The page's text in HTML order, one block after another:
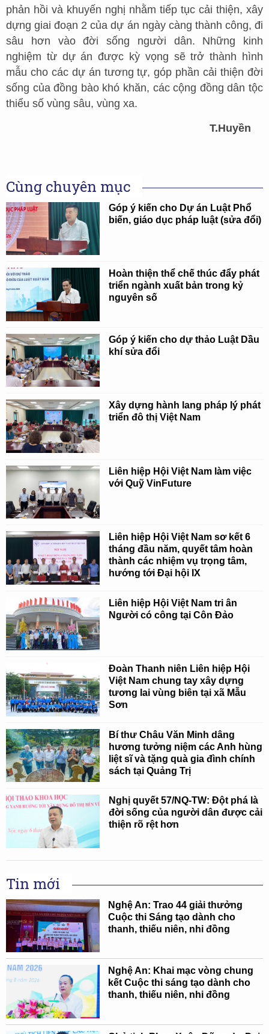
phản hồi và khuyến nghị nhằm tiếp tục cải thiện, xây
dựng giai đoạn 2 của dự án ngày càng thành công, đi
sâu hơn vào đời sống người dân. Những kinh
nghiệm từ dự án được kỳ vọng sẽ trở thành hình
mẫu cho các dự án tương tự, góp phần cải thiện đời
sống của đồng bào khó khăn, các cộng đồng dân tộc
thiểu số vùng sâu, vùng xa.
T.Huyền
Cùng chuyên mục
Góp ý kiến cho Dự án Luật Phổ
biến, giáo dục pháp luật (sửa đổi)
Hoàn thiện thể chế thúc đẩy phát
triển ngành xuất bản trong kỷ
nguyên số
Góp ý kiến cho dự thảo Luật Dầu
khí sửa đổi
Xây dựng hành lang pháp lý phát
triển đô thị Việt Nam
Liên hiệp Hội Việt Nam làm việc
với Quỹ VinFuture
Liên hiệp Hội Việt Nam sơ kết 6
tháng đầu năm, quyết tâm hoàn
thành các nhiệm vụ trọng tâm,
hướng tới Đại hội IX
Liên hiệp Hội Việt Nam tri ân
Người có công tại Côn Đảo
Đoàn Thanh niên Liên hiệp Hội
Việt Nam chung tay xây dựng
tương lai vùng biên tại xã Mẫu
Sơn
Bí thư Châu Văn Minh dâng
hương tưởng niệm các Anh hùng
liệt sĩ và tặng quà gia đình chính
sách tại Quảng Trị
Nghị quyết 57/NQ-TW: Đột phá là
đời sống của người dân được cải
thiện rõ rệt hơn
Tin mới
Nghệ An: Trao 44 giải thưởng
Cuộc thi Sáng tạo dành cho
thanh, thiếu niên, nhi đồng
Nghệ An: Khai mạc vòng chung
kết Cuộc thi sáng tạo dành cho
thanh, thiếu niên, nhi đồng